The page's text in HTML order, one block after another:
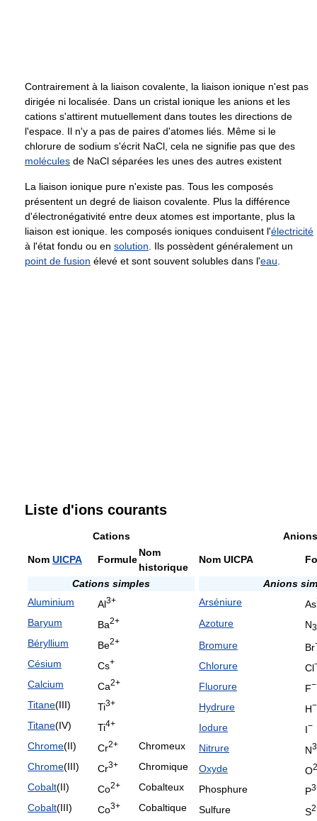
Contrairement à la liaison covalente, la liaison ionique n'est pas
dirigée ni localisée. Dans un cristal ionique les anions et les
cations s'attirent mutuellement dans toutes les directions de
l'espace. Il n'y a pas de paires d'atomes liés. Même si le
chlorure de sodium s'écrit NaCl, cela ne signifie pas que des
molécules de NaCl séparées les unes des autres existent
La liaison ionique pure n'existe pas. Tous les composés
présentent un degré de liaison covalente. Plus la différence
d'électronégativité entre deux atomes est importante, plus la
liaison est ionique. les composés ioniques conduisent l'électricité
à l'état fondu ou en solution . Ils possèdent généralement un
point de fusion élevé et sont souvent solubles dans l'eau
Liste d'ions courants
Cations
Nom UICPA Formule
Nom
historique
Cations simples
Aluminium
Al3+
Baryum Ba2+
Béryllium Be2+
Césium Cs+
Calcium Ca2+
Titane(III) Ti3+
Titane(IV) Ti4+
Chrome(II) Cr2+
Chromeux
Chrome(III) Cr3+
Chromique
Cobalt(II) Co2+
Cobalteux
Cobalt(III) Co3+
Cobaltique
Anions
Nom UICPA
Anions
Arséniure
As
Azoture N3
Bromure Br
Chlorure Cl
Fluorure F−
Hydrure H−
Iodure I−
Nitrure N
Oxyde O
Phosphure P
Sulfure S